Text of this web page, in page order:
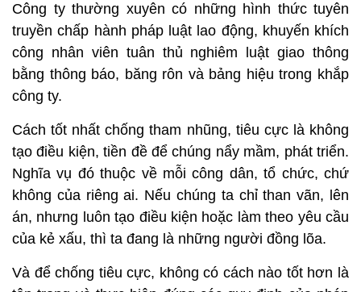
Công ty thường xuyên có những hình thức tuyên
truyền chấp hành pháp luật lao động, khuyến khích
công nhân viên tuân thủ nghiêm luật giao thông
bằng thông báo, băng rôn và bảng hiệu trong khắp
công ty.
Cách tốt nhất chống tham nhũng, tiêu cực là không
tạo điều kiện, tiền đề để chúng nẩy mầm, phát triển.
Nghĩa vụ đó thuộc về mỗi công dân, tổ chức, chứ
không của riêng ai. Nếu chúng ta chỉ than vãn, lên
án, nhưng luôn tạo điều kiện hoặc làm theo yêu cầu
của kẻ xấu, thì ta đang là những người đồng lõa.
Và để chống tiêu cực, không có cách nào tốt hơn là